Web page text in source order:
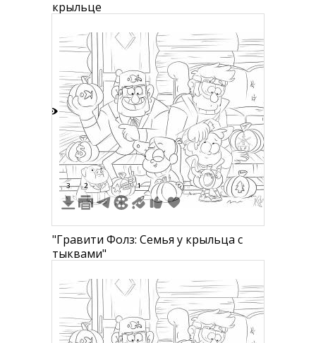
крыльце
3 2 1
"Гравити Фолз: Семья у крыльца с
тыквами"